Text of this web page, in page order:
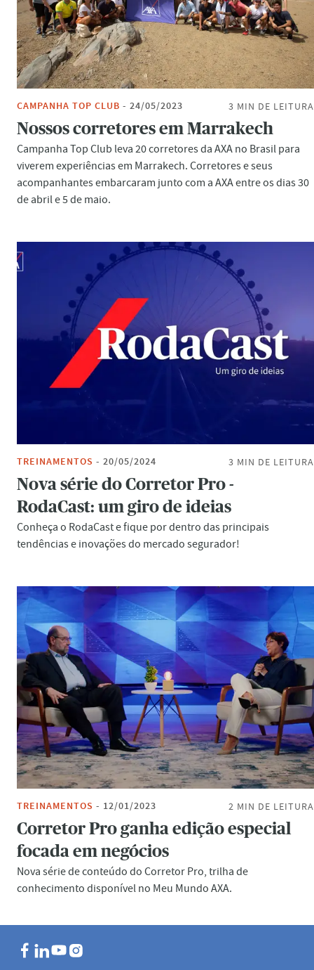
CAMPANHA TOP CLUB - 24/05/2023 3 MIN DE LEITURA
Nossos corretores em Marrakech
Campanha Top Club leva 20 corretores da AXA no Brasil para
viverem experiências em Marrakech. Corretores e seus
acompanhantes embarcaram junto com a AXA entre os dias 30
de abril e 5 de maio.
TREINAMENTOS - 20/05/2024 3 MIN DE LEITURA
Nova série do Corretor Pro -
RodaCast: um giro de ideias
Conheça o RodaCast e fique por dentro das principais
tendências e inovações do mercado segurador!
TREINAMENTOS - 12/01/2023 2 MIN DE LEITURA
Corretor Pro ganha edição especial
focada em negócios
Nova série de conteúdo do Corretor Pro, trilha de
conhecimento disponível no Meu Mundo AXA.